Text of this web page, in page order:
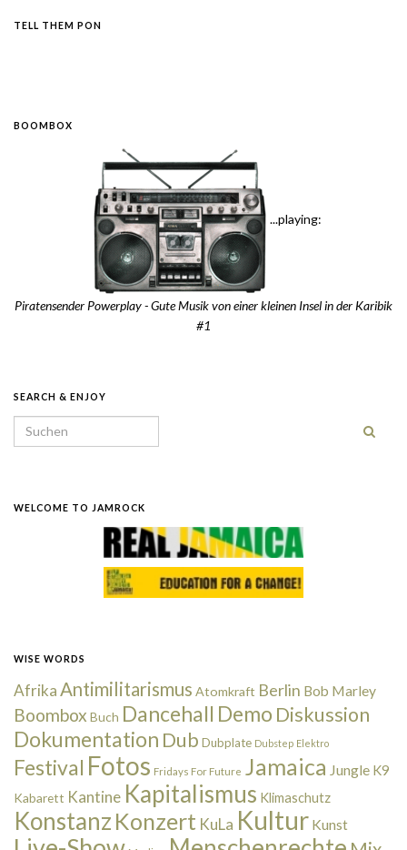
TELL THEM PON
BOOMBOX
...playing:
Piratensender Powerplay - Gute Musik von einer kleinen Insel in der Karibik
#1
SEARCH & ENJOY
Search for:
WELCOME TO JAMROCK
WISE WORDS
AfrikaAntimilitarismus Atomkraft Berlin Bob Marley
Boombox Buch Dancehall Demo Diskussion
Dokumentation Dub Dubplate Dubstep Elektro
Festival Fotos Fridays For Future Jamaica Jungle K9
Kabarett Kantine Kapitalismus Klimaschutz
Konstanz Konzert KuLa Kultur Kunst